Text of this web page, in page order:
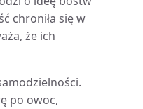
chroniła się w
że ich
po owoc,